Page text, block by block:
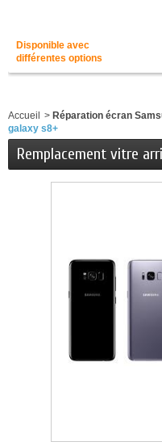
Disponible avec
différentes options
Accueil > Réparation écran
galaxy s8+
Remplacement vitre